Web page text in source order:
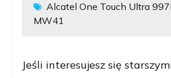
Alcatel One Touch Ultra
MW41
Jeśli interesujesz się